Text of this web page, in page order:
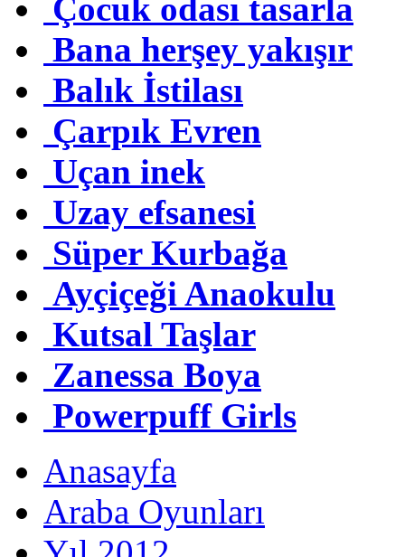
Çocuk odası tasarla
Bana herşey yakışır
Balık İstilası
Çarpık Evren
Uçan inek
Uzay efsanesi
Süper Kurbağa
Ayçiçeği Anaokulu
Kutsal Taşlar
Zanessa Boya
Powerpuff Girls
Anasayfa
Araba Oyunları